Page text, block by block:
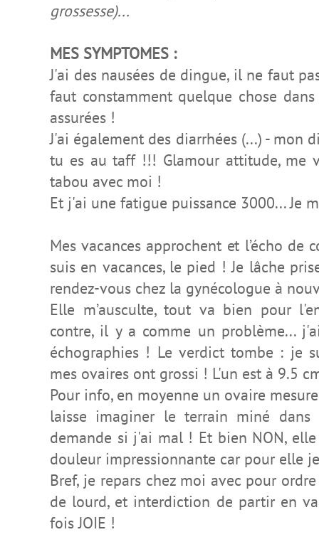
grossesse)...
MES SYMPTOMES :
J'ai des nausées de dingue, il ne faut
faut constamment quelque chose
assurées !
J'ai également des diarrhées (...) - mon
tu es au taff !!! Glamour attitude, me
tabou avec moi !
Et j'ai une fatigue puissance 3000... Je
Mes vacances approchent et l’écho
suis en vacances, le pied ! Je lâche
rendez-vous chez la gynécologue à
Elle m’ausculte, tout va bien pour
contre, il y a comme un problème...
échographies ! Le verdict tombe : je
mes ovaires ont grossi ! L'un est à 9.5
Pour info, en moyenne un ovaire
laisse imaginer le terrain miné
demande si j'ai mal ! Et bien NON,
douleur impressionnante car pour elle
Bref, je repars chez moi avec pour
de lourd, et interdiction de partir en
fois JOIE !